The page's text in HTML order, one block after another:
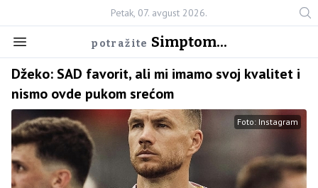
Petak, 07. avgust 2026.
potražite Simptom...
Džeko: SAD favorit, ali mi imamo svoj kvalitet i
nismo ovde pukom srećom
Foto: Instagram